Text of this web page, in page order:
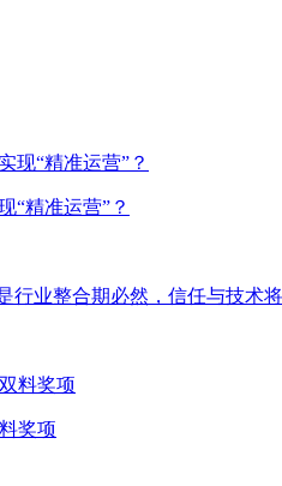
“精准运营”？
行业整合期必然，信任与技术
奖项